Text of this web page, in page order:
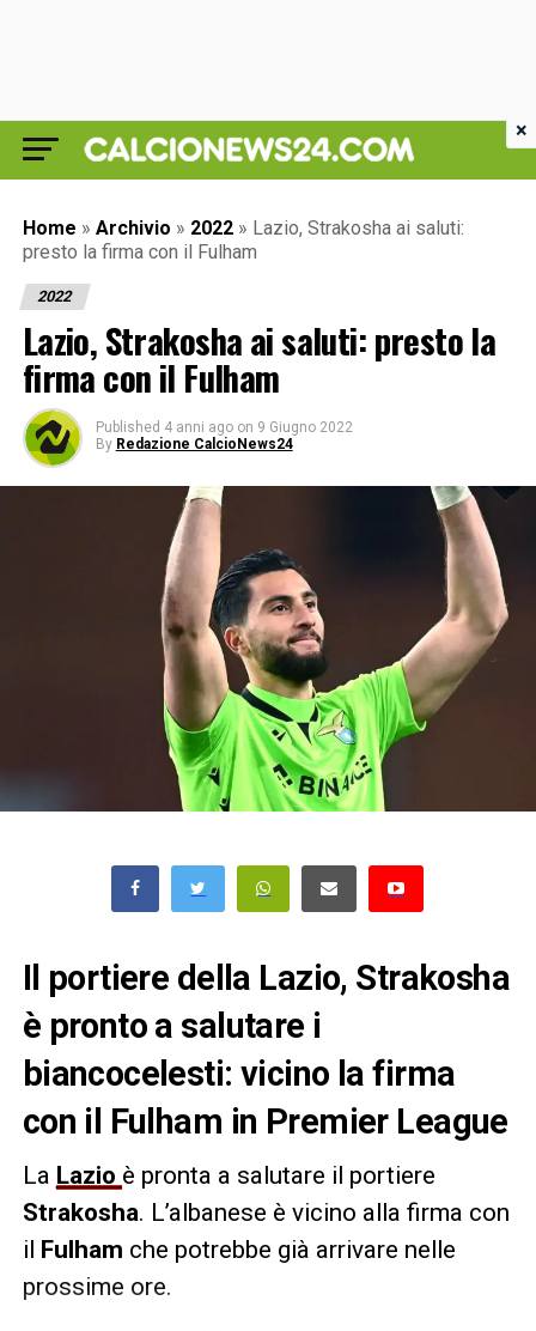
Home » Archivio » 2022 » Lazio, Strakosha ai saluti:
presto la firma con il Fulham
2022
Lazio, Strakosha ai saluti: presto la
firma con il Fulham
Published 4 anni ago on 9 Giugno 2022
By Redazione CalcioNews24
Il portiere della Lazio, Strakosha
è pronto a salutare i
biancocelesti: vicino la firma
con il Fulham in Premier League
La Lazio è pronta a salutare il portiere
Strakosha. L’albanese è vicino alla firma con
il Fulham che potrebbe già arrivare nelle
prossime ore.
×